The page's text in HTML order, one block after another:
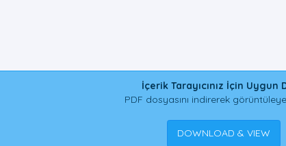
İçerik Tarayıcınız İçin Uygun
PDF dosyasını indirerek
DOWNLOAD & VIEW